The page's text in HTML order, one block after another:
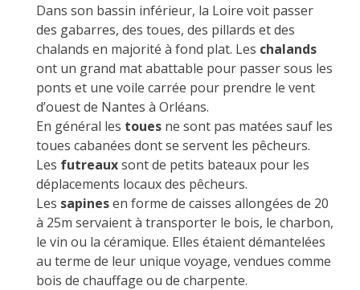
Dans son bassin inférieur, la Loire voit passer
des gabarres, des toues, des pillards et des
chalands en majorité à fond plat. Les chalands
ont un grand mat abattable pour passer sous les
ponts et une voile carrée pour prendre le vent
d’ouest de Nantes à Orléans.
En général les toues ne sont pas matées sauf les
toues cabanées dont se servent les pêcheurs.
Les futreauxsont de petits bateaux pour les
déplacements locaux des pêcheurs.
Les sapinesen forme de caisses allongées de 20
à 25m servaient à transporter le bois, le charbon,
le vin ou la céramique. Elles étaient démantelées
au terme de leur unique voyage, vendues comme
bois de chauffage ou de charpente.